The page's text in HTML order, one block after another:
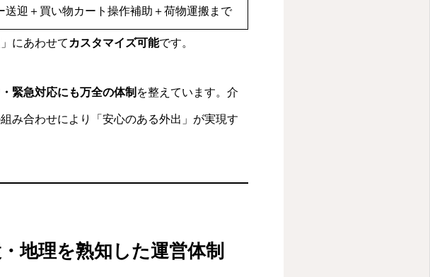
送迎＋買い物カート操作補助＋荷物運搬まで
にあわせて カスタマイズ可能です。
緊急対応にも万全の体制 を整えています。介
み合わせにより「安心のある外出」が実現す
地理を熟知した運営体制